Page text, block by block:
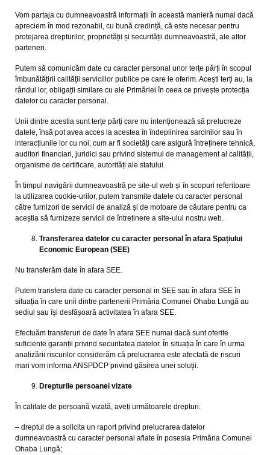
Vom partaja cu dumneavoastră informații în această manieră numai dacă
apreciem în mod rezonabil, cu bună credință, că este necesar pentru
protejarea drepturilor, proprietății și securității dumneavoastră, ale altor
parteneri.
Putem să comunicăm date cu caracter personal unor terțe părți în scopul
îmbunătățirii calității serviciilor publice pe care le oferim. Acești terți au, la
rândul lor, obligații similare cu ale Primăriei în ceea ce privește protecția
datelor cu caracter personal.
Unii dintre acestia sunt terțe părți care nu intenționează să prelucreze
datele, însă pot avea acces la acestea în îndeplinirea sarcinilor sau în
interacțiunile lor cu noi, cum ar fi societăți care asigură întreținere tehnică,
auditori financiari, juridici sau privind sistemul de management al calității,
organisme de certificare, autorități ale statului.
În timpul navigării dumneavoastră pe site-ul web și în scopuri referitoare
la utilizarea cookie-urilor, putem transmite datele cu caracter personal
către furnizori de servicii de analiză și de motoare de căutare pentru ca
aceștia să furnizeze servicii de întretinere a site-ului nostru web.
Transferarea datelor cu caracter personal în afara Spațiului
Economic European (SEE)
Nu transferăm date în afara SEE.
Putem transfera date cu caracter personal in SEE sau în afara SEE în
situația în care unii dintre partenerii Primăria Comunei Ohaba Lungă au
sediul sau își desfășoară activitatea în afara SEE.
Efectuăm transferuri de date în afara SEE numai dacă sunt oferite
suficiente garanții privind securitatea datelor. În situația în care în urma
analizării riscurilor considerăm că prelucrarea este afectată de riscuri
mari vom informa ANSPDCP privind găsirea unei soluții.
Drepturile persoanei vizate
În calitate de persoană vizată, aveți următoarele drepturi:
– dreptul de a solicita un raport privind prelucrarea datelor
dumneavoastră cu caracter personal aflate în posesia Primăria Comunei
Ohaba Lungă;